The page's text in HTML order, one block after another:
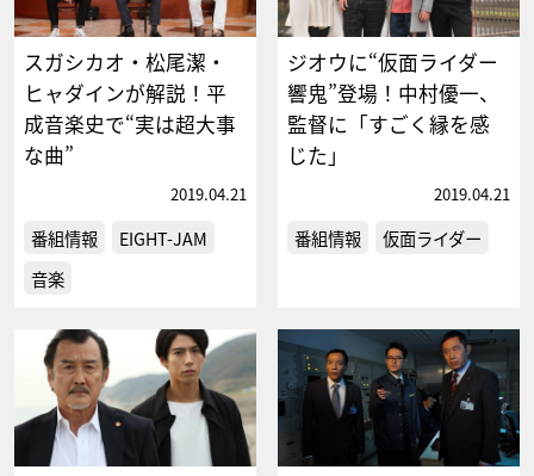
スガシカオ・松尾潔・
ヒャダインが解説！平
成音楽史で“実は超大事
な曲”
2019.04.21
番組情報
EIGHT-JAM
音楽
ジオウに“仮面ライダー
響鬼”登場！中村優一、
監督に「すごく縁を感
じた」
2019.04.21
番組情報 仮面ライダー